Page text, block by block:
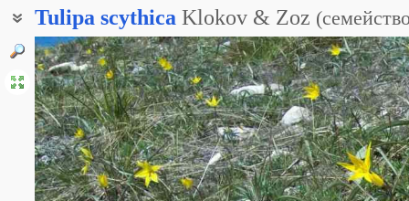
Tulipa scythica Klokov & Zoz (
Тюльпан гранитный
Тюльпан змеелистный